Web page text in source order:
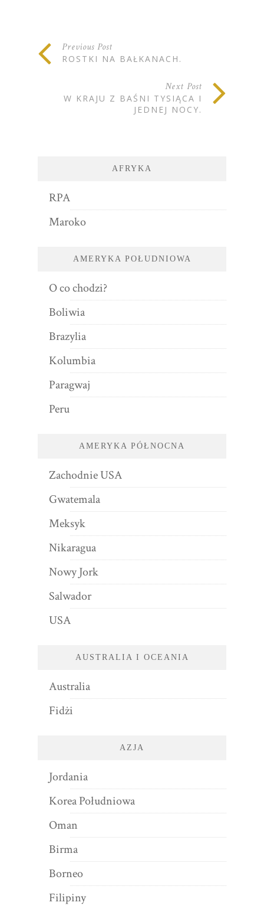
Previous Post
ROSTKI NA BAŁKANACH.
Next Post
W KRAJU Z BAŚNI TYSIĄCA I
JEDNEJ NOCY.
AFRYKA
RPA
Maroko
AMERYKA POŁUDNIOWA
O co chodzi?
Boliwia
Brazylia
Kolumbia
Paragwaj
Peru
AMERYKA PÓŁNOCNA
Zachodnie USA
Gwatemala
Meksyk
Nikaragua
Nowy Jork
Salwador
USA
AUSTRALIA I OCEANIA
Australia
Fidżi
AZJA
Jordania
Korea Południowa
Oman
Birma
Borneo
Filipiny